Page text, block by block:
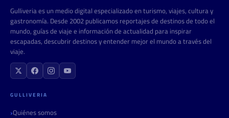
Gulliveria es un medio digital especializado en turismo, viajes, cultura y
gastronomía. Desde 2002 publicamos reportajes de destinos de todo el
mundo, guías de viaje e información de actualidad para inspirar
escapadas, descubrir destinos y entender mejor el mundo a través del
viaje.
GULLIVERIA
Quiénes somos